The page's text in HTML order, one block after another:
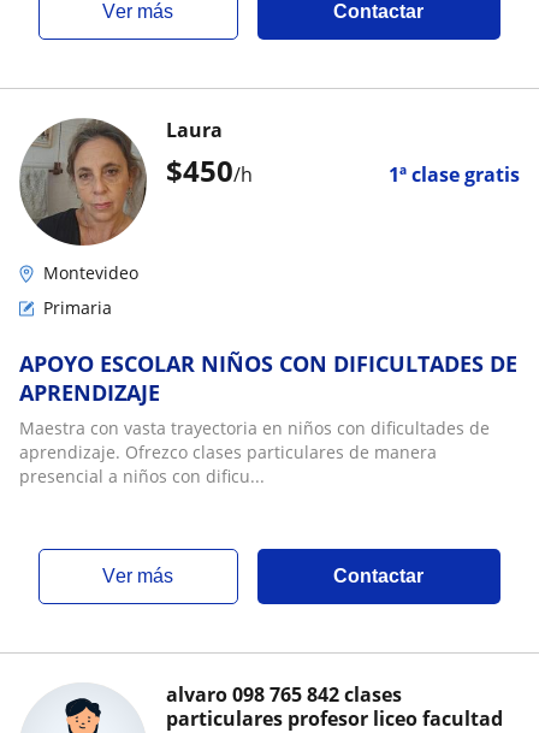
ver más Contactar
$450/h 1ª clase gratis
Laura
Montevideo
Primaria
APOYO ESCOLAR NIÑOS CON DIFICULTADES DE
APRENDIZAJE
Maestra con vasta trayectoria en niños con dificultades de
aprendizaje. Ofrezco clases particulares de manera
presencial a niños con dificu...
ver más Contactar
alvaro 098 765 842 clases
particulares profesor liceo facultad